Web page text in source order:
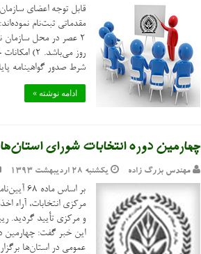
قابل توجه اعضای
شرط صدور گواهینامه
ادامه نوشته »
چهارمین دوره انتخابات شورای استان‌ها در ۴ استان به
مهندس بزرگ زاده یکشنبه ۲۸ اردیبهشت ۱۳۹۳
بر اساس
مرکزی انتخابات، آراء
و مرکزی تأیید گردید.